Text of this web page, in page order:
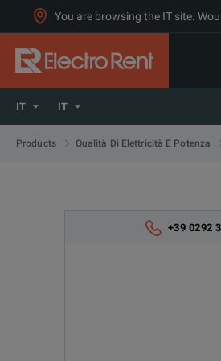
You are browsing the IT site.
IT IT
Products Qualità Di Elettricità E Potenza
+39 0292